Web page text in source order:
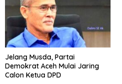
Jelang Musda, Partai
Demokrat Aceh Mulai Jaring
Calon Ketua DPD